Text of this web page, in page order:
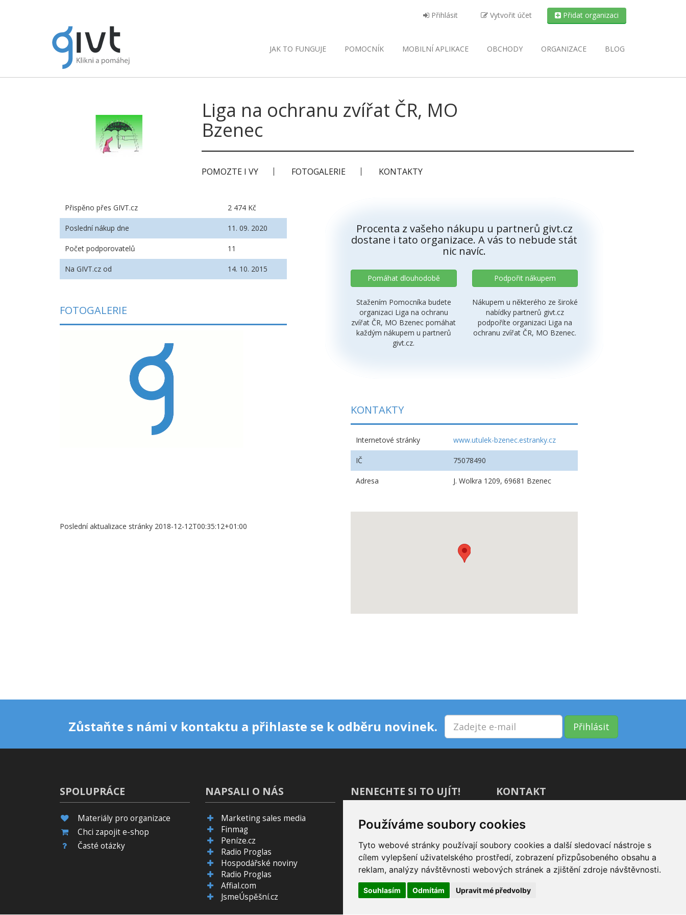
Používáme soubory cookies
Tyto webové stránky používají soubory cookies a další sledovací nástroje s
cílem vylepšení uživatelského prostředí, zobrazení přizpůsobeného obsahu a
reklam, analýzy návštěvnosti webových stránek a zjištění zdroje návštěvnosti.
Souhlasím Odmítám Upravit mé předvolby
Přihlásit Vytvořit účet Přidat organizaci
JAK TO FUNGUJE POMOCNÍK MOBILNÍ APLIKACE OBCHODY ORGANIZACE BLOG
Liga na ochranu zvířat ČR, MO
Bzenec
POMOZTE I VY FOTOGALERIE KONTAKTY
Přispěno přes GIVT.cz 2 474 Kč
Poslední nákup dne 11. 09. 2020
Počet podporovatelů 11
Na GIVT.cz od 14. 10. 2015
FOTOGALERIE
Poslední aktualizace stránky 2018-12-12T00:35:12+01:00
Procenta z vašeho nákupu u partnerů givt.cz
dostane i tato organizace. A vás to nebude stát
nic navíc.
Pomáhat dlouhodobě
Stažením Pomocníka budete
organizaci Liga na ochranu
zvířat ČR, MO Bzenec pomáhat
každým nákupem u partnerů
givt.cz.
Podpořit nákupem
Nákupem u některého ze široké
nabídky partnerů givt.cz
podpoříte organizaci Liga na
ochranu zvířat ČR, MO Bzenec.
KONTAKTY
Internetové stránky www.utulek-bzenec.estranky.cz
IČ 75078490
Adresa J. Wolkra 1209, 69681 Bzenec
Zůstaňte s námi v kontaktu a přihlaste se k odběru novinek. Přihlásit
SPOLUPRÁCE
Materiály pro organizace
Chci zapojit e-shop
Časté otázky
NAPSALI O NÁS
Marketing sales media
Finmag
Peníze.cz
Radio Proglas
Hospodářské noviny
Radio Proglas
Affial.com
JsmeÚspěšní.cz
NENECHTE SI TO UJÍT!
Blog
Podcast Pijavice
Pomocník do prohlížeče
KONTAKT
GIVT.cz s. r. o., Dolní nám. 16,
779 00 Olomouc
IČ: 04071433
Jsme tu pro Vás od 9:00 do 17:00
info@givt.cz